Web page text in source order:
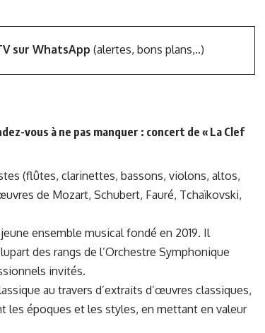
sur WhatsApp (alertes, bons plans,..)
vous à ne pas manquer : concert de « La Clef
(flûtes, clarinettes, bassons, violons, altos,
de Mozart, Schubert, Fauré, Tchaïkovski,
ensemble musical fondé en 2019. Il
des rangs de l’Orchestre Symphonique
invités.
au travers d’extraits d’œuvres classiques,
les époques et les styles, en mettant en valeur